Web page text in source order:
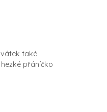
také
přáníčko